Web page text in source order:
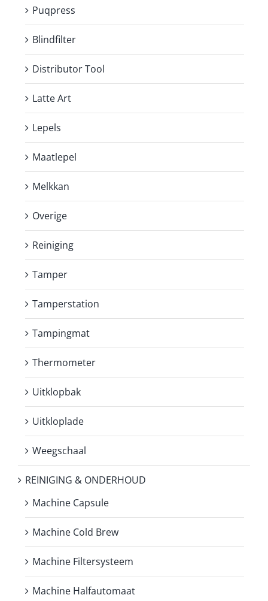
Puqpress
Blindfilter
Distributor Tool
Latte Art
Lepels
Maatlepel
Melkkan
Overige
Reiniging
Tamper
Tamperstation
Tampingmat
Thermometer
Uitklopbak
Uitkloplade
Weegschaal
REINIGING & ONDERHOUD
Machine Capsule
Machine Cold Brew
Machine Filtersysteem
Machine Halfautomaat